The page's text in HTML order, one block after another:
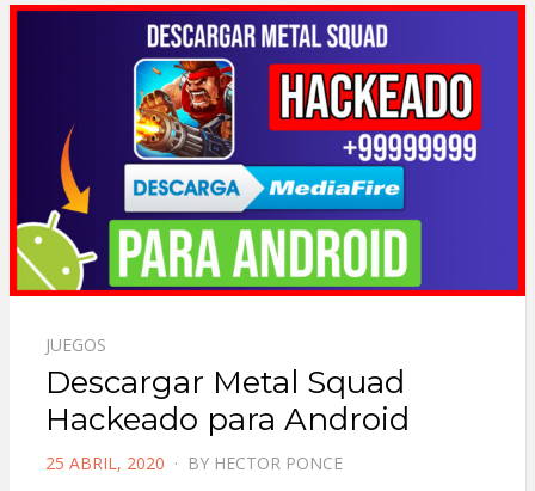
JUEGOS
Descargar Metal Squad
Hackeado para Android
POSTED
25 ABRIL, 2020 BY HECTOR PONCE